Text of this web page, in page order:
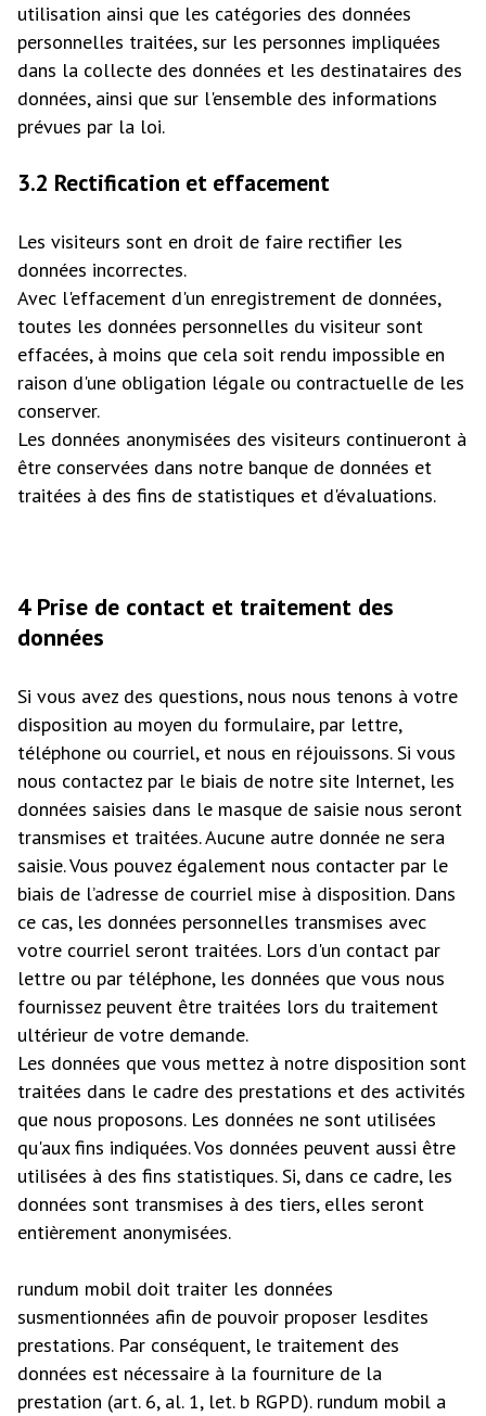
utilisation ainsi que les catégories des données
personnelles traitées, sur les personnes impliquées
dans la collecte des données et les destinataires des
données, ainsi que sur l'ensemble des informations
prévues par la loi.
3.2 Rectification et effacement
Les visiteurs sont en droit de faire rectifier les
données incorrectes.
Avec l'effacement d'un enregistrement de données,
toutes les données personnelles du visiteur sont
effacées, à moins que cela soit rendu impossible en
raison d'une obligation légale ou contractuelle de les
conserver.
Les données anonymisées des visiteurs continueront à
être conservées dans notre banque de données et
traitées à des fins de statistiques et d'évaluations.
4 Prise de contact et traitement des
données
Si vous avez des questions, nous nous tenons à votre
disposition au moyen du formulaire, par lettre,
téléphone ou courriel, et nous en réjouissons. Si vous
nous contactez par le biais de notre site Internet, les
données saisies dans le masque de saisie nous seront
transmises et traitées. Aucune autre donnée ne sera
saisie. Vous pouvez également nous contacter par le
biais de l’adresse de courriel mise à disposition. Dans
ce cas, les données personnelles transmises avec
votre courriel seront traitées. Lors d'un contact par
lettre ou par téléphone, les données que vous nous
fournissez peuvent être traitées lors du traitement
ultérieur de votre demande.
Les données que vous mettez à notre disposition sont
traitées dans le cadre des prestations et des activités
que nous proposons. Les données ne sont utilisées
qu'aux fins indiquées. Vos données peuvent aussi être
utilisées à des fins statistiques. Si, dans ce cadre, les
données sont transmises à des tiers, elles seront
entièrement anonymisées.
rundum mobil doit traiter les données
susmentionnées afin de pouvoir proposer lesdites
prestations. Par conséquent, le traitement des
données est nécessaire à la fourniture de la
prestation (art. 6, al. 1, let. b RGPD). rundum mobil a